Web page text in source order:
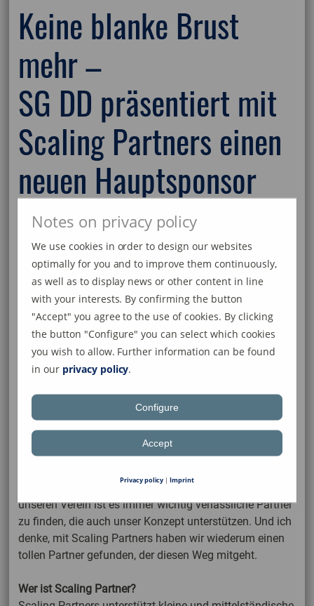
Keine blanke Brust
mehr –
SG DD präsentiert mit
Scaling Partners einen
neuen Hauptsponsor
Mit der Vertriebsagentur „Scaling Partners" aus
neuen Hauptsponsor für die aktiven Mannschaften
gewinnen.
Carmen Hermle und Fabian
Eppler, die schon lange eine
Verbindung zu Dingelsdorf
haben, waren sofort „Feuer
die letzten Jahre entstanden ist, darum haben wir auch
keine Minute gezögert die SG zu unterstützen. Wir
freuen uns sehr auf die gemeinsame Partnerschaft mit
der SG DD", so Carmen Hermle.
Und Uwe Baumann, 1. Vorsitzender der SG, ergänzt: „Für
unseren Verein ist es immer wichtig verlässliche Partner
zu finden, die auch unser Konzept unterstützen. Und ich
denke, mit Scaling Partners haben wir wiederum einen
tollen Partner gefunden, der diesen Weg mitgeht.
Wer ist Scaling Partner?
Notes on privacy policy
We use cookies in order to design our websites
optimally for you and to improve them continuously,
as well as to display news or other content in line
with your interests. By confirming the button
"Accept" you agree to the use of cookies. By clicking
the button "Configure" you can select which cookies
you wish to allow. Further information can be found
in our privacy policy.
Configure
Accept
Privacy policy |Imprint